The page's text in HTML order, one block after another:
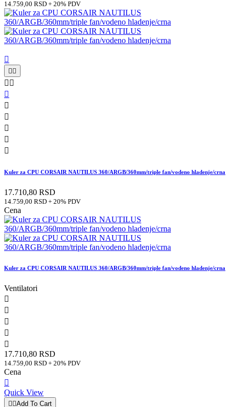
14.759,00 RSD + 20% PDV

 
 






Kuler za CPU CORSAIR NAUTILUS 360/ARGB/360mm/triple fan/vodeno hladenje/crna
17.710,80 RSD
14.759,00 RSD + 20% PDV
Cena
Kuler za CPU CORSAIR NAUTILUS 360/ARGB/360mm/triple fan/vodeno hladenje/crna
Ventilatori





17.710,80 RSD
14.759,00 RSD + 20% PDV
Cena

Quick View
 Add To Cart